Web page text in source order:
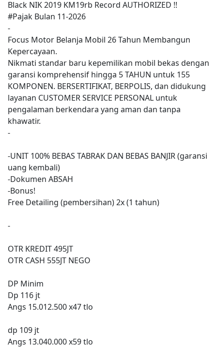
Black NIK 2019 KM19rb Record AUTHORIZED !!
#Pajak Bulan 11-2026
-
Focus Motor Belanja Mobil 26 Tahun Membangun
Kepercayaan.
Nikmati standar baru kepemilikan mobil bekas dengan
garansi komprehensif hingga 5 TAHUN untuk 155
KOMPONEN. BERSERTIFIKAT, BERPOLIS, dan didukung
layanan CUSTOMER SERVICE PERSONAL untuk
pengalaman berkendara yang aman dan tanpa
khawatir.
-
-UNIT 100% BEBAS TABRAK DAN BEBAS BANJIR (garansi
uang kembali)
-Dokumen ABSAH
-Bonus!
Free Detailing (pembersihan) 2x (1 tahun)
-
OTR KREDIT 495JT
OTR CASH 555JT NEGO
DP Minim
Dp 116 jt
Angs 15.012.500 x47 tlo
dp 109 jt
Angs 13.040.000 x59 tlo